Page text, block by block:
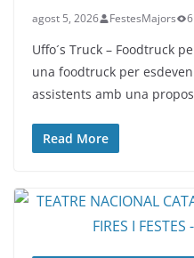
agost 5, 2026 FestesMajors
Uffo´s Truck – Foodtruck
una foodtruck per
assistents amb una
Read More